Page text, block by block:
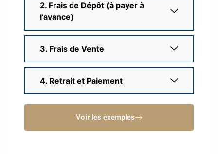
2. Frais de Dépôt (à payer à
l'avance)
3. Frais de Vente
4. Retrait et Paiement
Voir les exemples